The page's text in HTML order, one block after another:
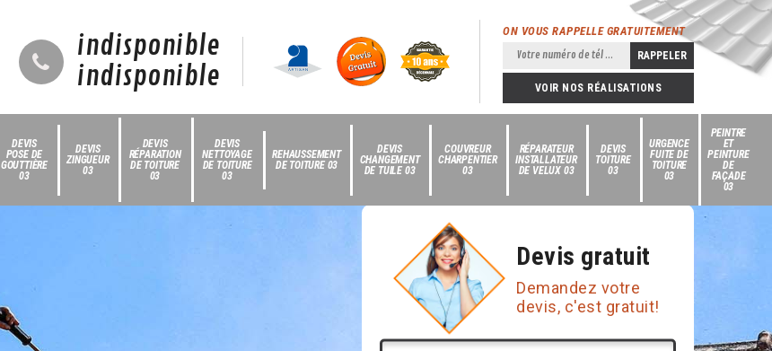
indisponible
indisponible
ON VOUS RAPPELLE GRATUITEMENT
VOIR NOS RÉALISATIONS
DEVIS
POSE DE
GOUTTIÈRE
03
DEVIS
ZINGUEUR
03
DEVIS
RÉPARATION
DE TOITURE
03
DEVIS
NETTOYAGE
DE TOITURE
03
REHAUSSEMENT
DE TOITURE 03
DEVIS
CHANGEMENT
DE TUILE 03
COUVREUR
CHARPENTIER
03
RÉPARATEUR
INSTALLATEUR
DE VELUX 03
DEVIS
TOITURE
03
URGENCE
FUITE DE
TOITURE
03
PEINTRE
ET
PEINTURE
DE
FAÇADE
03
Devis gratuit
Demandez votre
devis, c'est gratuit!